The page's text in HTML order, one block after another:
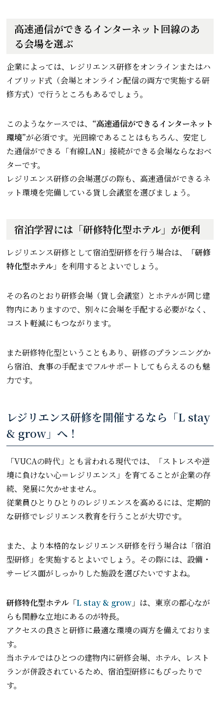
高速通信ができるインターネット回線のあ
る会場を選ぶ
企業によっては、レジリエンス研修をオンラインまたはハ
イブリッド式（会場とオンライン配信の両方で実施する研
修方式）で行うところもあるでしょう。
このようなケースでは、 “高速通信ができるインターネット
環境”が必須です。光回線であることはもちろん、安定し
た通信ができる「有線LAN」接続ができる会場ならなおベ
ターです。
レジリエンス研修の会場選びの際も、高速通信ができるネ
ット環境を完備している貸し会議室を選びましょう。
宿泊学習には「研修特化型ホテル」が便利
レジリエンス研修として宿泊型研修を行う場合は、
「研修
特化型ホテル」 を利用するとよいでしょう。
その名のとおり研修会場（貸し会議室）とホテルが同じ建
物内にありますので、別々に会場を手配する必要がなく、
コスト軽減にもつながります。
また研修特化型ということもあり、研修のプランニングか
ら宿泊、食事の手配までフルサポートしてもらえるのも魅
力です。
レジリエンス研修を開催するなら「L stay
& grow」へ！
「VUCAの時代」とも言われる現代では、「ストレスや逆
境に負けない心＝レジリエンス」を育てることが企業の存
続、発展に欠かせません。
従業員ひとりひとりのレジリエンスを高めるには、定期的
な研修でレジリエンス教育を行うことが大切です。
また、より本格的なレジリエンス研修を行う場合は「宿泊
型研修」を実施するとよいでしょう。その際には、設備・
サービス面がしっかりした施設を選びたいですよね。
研修特化型ホテル「L stay & grow 」 は、東京の都心なが
らも閑静な立地にあるのが特長。
アクセスの良さと研修に最適な環境の両方を備えておりま
す。
当ホテルではひとつの建物内に研修会場、ホテル、レスト
ランが併設されているため、宿泊型研修にもぴったりで
す。